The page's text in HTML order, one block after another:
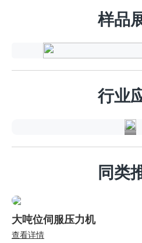
样品
行业
汽
车
行
业
同类
大吨位伺服压力机
查看详情